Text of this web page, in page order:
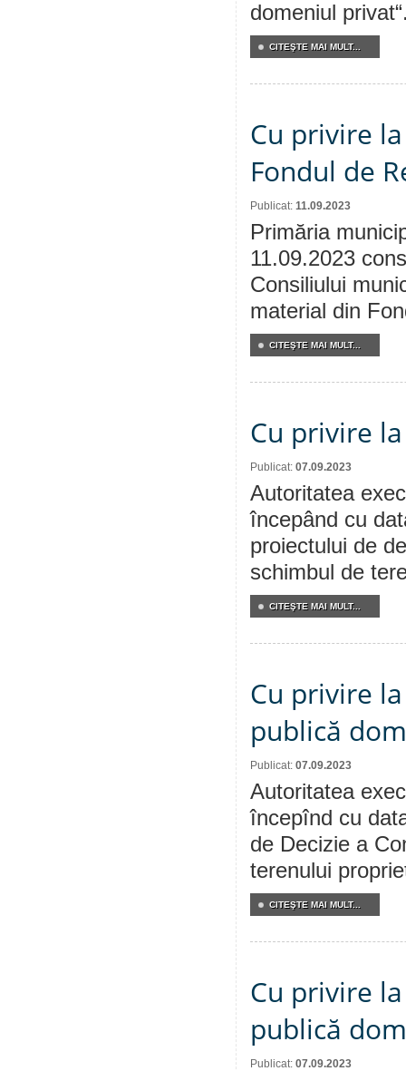
domeniul
CITEŞTE MAI MULT...
Cu privire
Fondul de
Publicat: 11.09.2023
Primăria
11.09.2023
Consiliului
material din
CITEŞTE MAI MULT...
Cu privire
Publicat: 07.09.2023
Autoritatea
începând cu
proiectului de
schimbul de
CITEŞTE MAI MULT...
Cu privire
publică
Publicat: 07.09.2023
Autoritatea
începînd cu
de Decizie a
terenului
CITEŞTE MAI MULT...
Cu privire
publică
Publicat: 07.09.2023